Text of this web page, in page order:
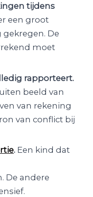
tijdens
een groot
De
moet
rapporteert.
beeld van
van rekening
van conflict bij
. Een kind dat
De andere